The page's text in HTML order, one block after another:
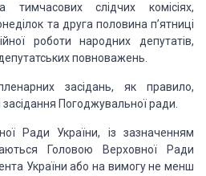
тимчасових слідчих комісіях,
та друга половина п’ятниці
роботи народних депутатів,
повноважень.
засідань, як правило,
Погоджувальноїради.
Ради України, із зазначенням
Головою Верховної Ради
України або на вимогу не менш